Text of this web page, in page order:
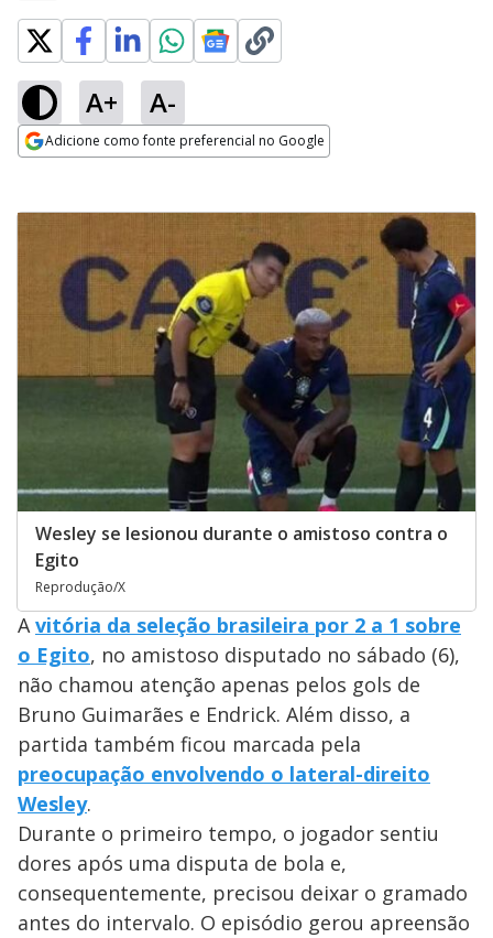
A+ A-
Adicione como fonte preferencial no Google
Wesley se lesionou durante o amistoso contra o
Egito
Reprodução/X
Avitória da seleção brasileira por 2 a 1 sobre
o Egito, no amistoso disputado no sábado (6),
não chamou atenção apenas pelos gols de
Bruno Guimarães e Endrick. Além disso, a
partida também ficou marcada pela
preocupação envolvendo o lateral-direito
Wesley.
Durante o primeiro tempo, o jogador sentiu
dores após uma disputa de bola e,
consequentemente, precisou deixar o gramado
antes do intervalo. O episódio gerou apreensão